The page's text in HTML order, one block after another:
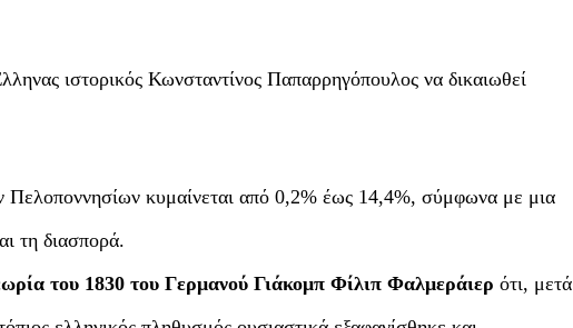
ιστορικός Κωνσταντίνος Παπαρρηγόπουλος να δικαιωθεί
κυμαίνεται από 0,2% έως 14,4%, σύμφωνα με μια
τη διασπορά.
του 1830 του Γερμανού Γιάκομπ Φίλιπ Φαλμεράιερ ότι, μετά